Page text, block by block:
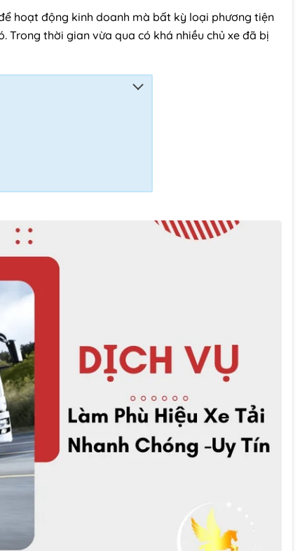
hoạt động kinh doanh mà bất kỳ loại phương tiện
thời gian vừa qua có khá nhiều chủ xe đã bị